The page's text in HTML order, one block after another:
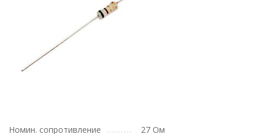
Номин. сопротивление
27 Ом